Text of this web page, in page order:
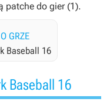
patche do gier (1).
GRZE
Baseball 16
Baseball 16